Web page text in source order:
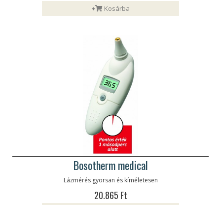
+ Kosárba
Bosotherm medical
Lázmérés gyorsan és kíméletesen
20.865 Ft